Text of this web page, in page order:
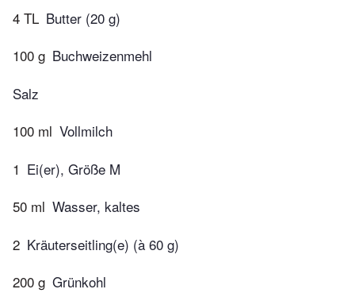
4 TL Butter (20 g)
100 g Buchweizenmehl
Salz
100 ml Vollmilch
1 Ei(er), Größe M
50 ml Wasser, kaltes
2 Kräuterseitling(e) (à 60 g)
200 g Grünkohl